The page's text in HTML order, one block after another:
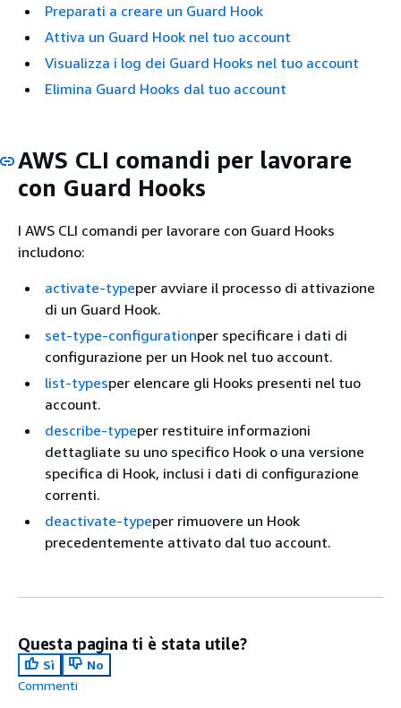
Preparati a creare un Guard Hook
Attiva un Guard Hook nel tuo account
Visualizza i log dei Guard Hooks nel tuo account
Elimina Guard Hooks dal tuo account
AWS CLI comandi per lavorare
con Guard Hooks
I AWS CLI comandi per lavorare con Guard Hooks
includono:
activate-typeper avviare il processo di attivazione
di un Guard Hook.
set-type-configurationper specificare i dati di
configurazione per un Hook nel tuo account.
list-typesper elencare gli Hooks presenti nel tuo
account.
describe-typeper restituire informazioni
dettagliate su uno specifico Hook o una versione
specifica di Hook, inclusi i dati di configurazione
correnti.
deactivate-typeper rimuovere un Hook
precedentemente attivato dal tuo account.
Questa pagina ti è stata utile?
Sì
No
Commenti